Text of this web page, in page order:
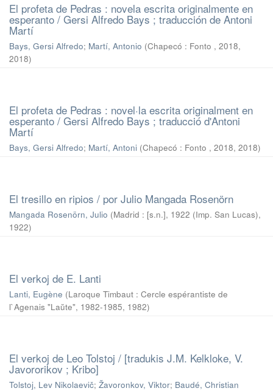
El profeta de Pedras : novela escrita originalmente en
esperanto / Gersi Alfredo Bays ; traducción de Antoni
Martí
Bays, Gersi Alfredo; Martí, Antonio (Chapecó : Fonto , 2018,
2018)
El profeta de Pedras : novel·la escrita originalment en
esperanto / Gersi Alfredo Bays ; traducció d'Antoni
Martí
Bays, Gersi Alfredo; Martí, Antoni (Chapecó : Fonto , 2018, 2018)
El tresillo en ripios / por Julio Mangada Rosenörn
Mangada Rosenörn, Julio (Madrid : [s.n.], 1922 (Imp. San Lucas),
1922)
El verkoj de E. Lanti
Lanti, Eugène (Laroque Timbaut : Cercle espérantiste de
l`Agenais "Laŭte", 1982-1985, 1982)
El verkoj de Leo Tolstoj / [tradukis J.M. Kelkloke, V.
Javororikov ; Kribo]
Tolstoj, Lev Nikolaevič; Žavoronkov, Viktor; Baudé, Christian